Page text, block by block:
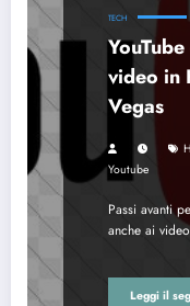
TECH
video in
Vegas
Youtube
Passi avanti
anche ai
Leggi il